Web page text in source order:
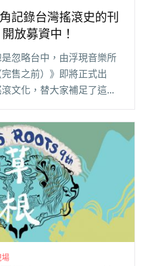
記錄台灣搖滾史的刊
放募資中！
忽略台中，由浮現音樂所
售之前）》即將正式出
文化，替大家補足了這一
年曾參與「倉庫搖滾」的
躬逢其盛的年輕聽團仔，
，如今在募資平閱讀全文
錄台灣搖滾史的刊物 《搖
！"
場